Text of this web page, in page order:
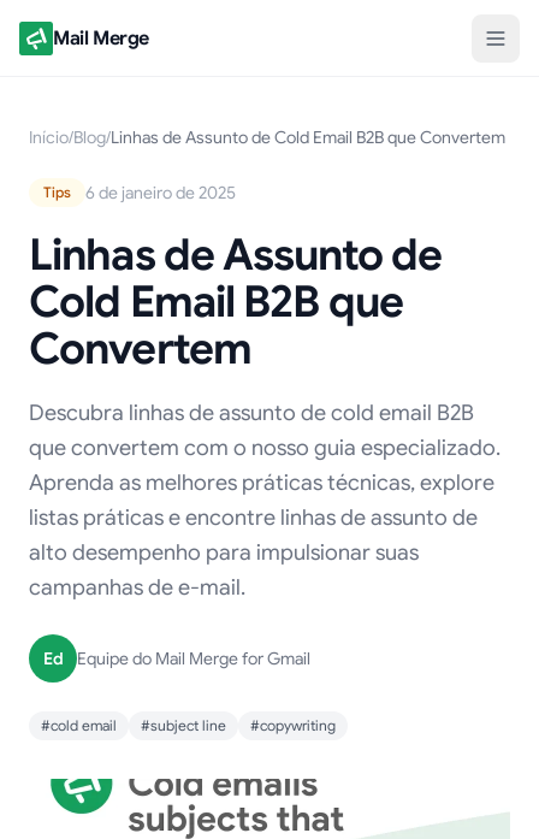
Mail Merge
Início/Blog/Linhas de Assunto de Cold Email B2B que Convertem
Tips 6 de janeiro de 2025
Linhas de Assunto de
Cold Email B2B que
Convertem
Descubra linhas de assunto de cold email B2B
que convertem com o nosso guia especializado.
Aprenda as melhores práticas técnicas, explore
listas práticas e encontre linhas de assunto de
alto desempenho para impulsionar suas
campanhas de e-mail.
Ed Equipe do Mail Merge for Gmail
#cold email #subject line #copywriting